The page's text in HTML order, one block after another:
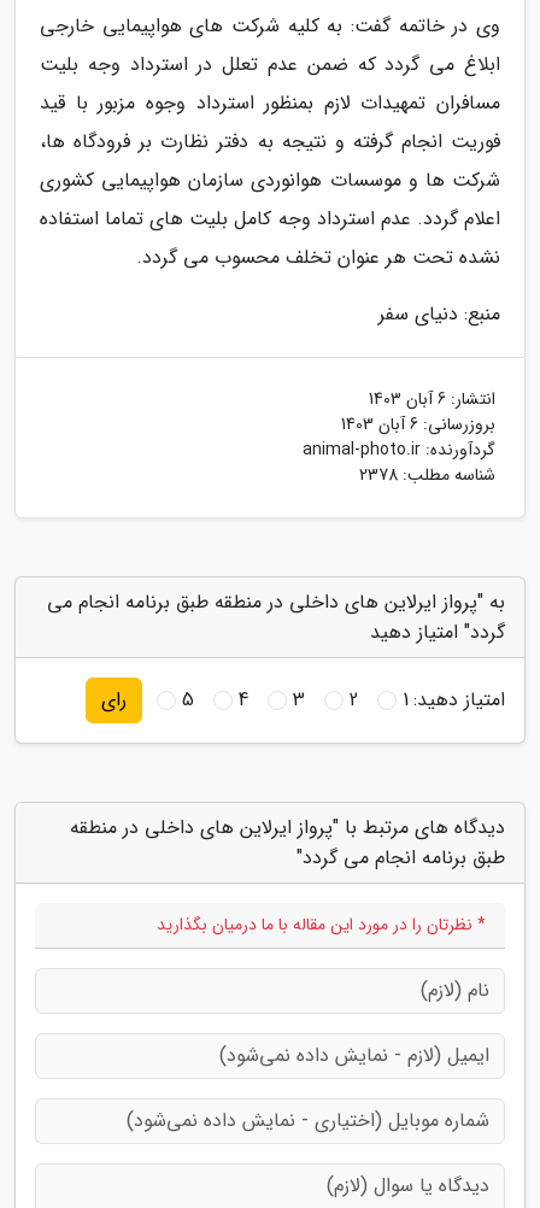
وی در خاتمه گفت: به کلیه شرکت های هواپیمایی خارجی
ابلاغ می گردد که ضمن عدم تعلل در استرداد وجه بلیت
مسافران تمهیدات لازم بمنظور استرداد وجوه مزبور با قید
فوریت انجام گرفته و نتیجه به دفتر نظارت بر فرودگاه ها،
شرکت ها و موسسات هوانوردی سازمان هواپیمایی کشوری
اعلام گردد. عدم استرداد وجه کامل بلیت های تماما استفاده
نشده تحت هر عنوان تخلف محسوب می گردد.
منبع: دنیای سفر
انتشار: 6 آبان 1403
بروزرسانی: 6 آبان 1403
گردآورنده: animal-photo.ir
شناسه مطلب: 2378
به "پرواز ایرلاین های داخلی در منطقه طبق برنامه انجام می
گردد" امتیاز دهید
امتیاز دهید:1
2
3
4
5 رای
دیدگاه های مرتبط با "پرواز ایرلاین های داخلی در منطقه
طبق برنامه انجام می گردد"
* نظرتان را در مورد این مقاله با ما درمیان بگذارید